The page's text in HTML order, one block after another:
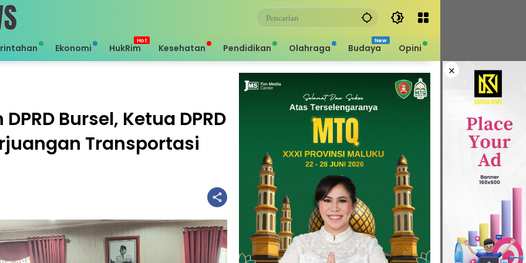
Ekonomi HukRim Kesehatan Pendidikan Olahraga Budaya Opini
×
Bursel, Ketua DPRD
Transportasi